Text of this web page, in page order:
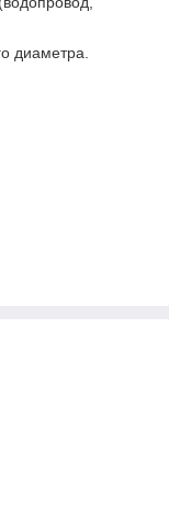
диаметра.